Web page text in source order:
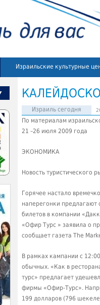
Израильские культурные
Израиль сегодня
По материалам
21 –26 июля 2009 года
ЭКОНОМИКА
Новость туристического
Горячее настало
наперегонки предлагают
билетов в компании
«Офир Турс » заявила о
сообщает газета The
В рамках кампании с
обычных. «Как в
турс» предлагает
фирмы «Офир-Турс».
199 долларов (796